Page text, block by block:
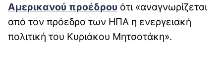
Αμερικανού προέδρου ότι «αναγνωρίζεται
από τον πρόεδρο των ΗΠΑ η ενεργειακή
πολιτική του Κυριάκου Μητσοτάκη».